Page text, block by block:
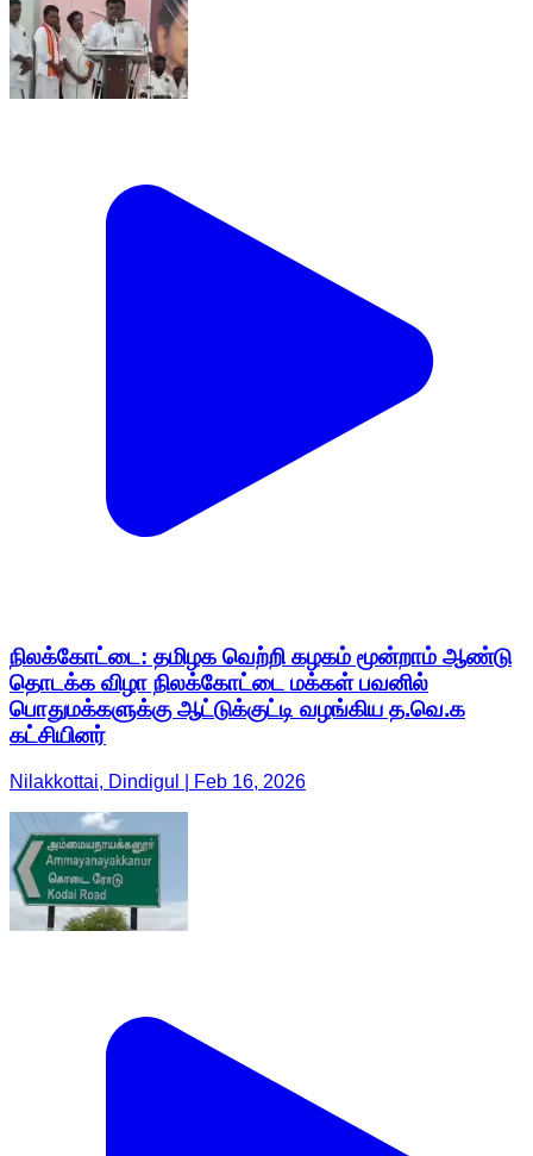
நிலக்கோட்டை: தமிழக வெற்றி கழகம் மூன்றாம் ஆண்டு
தொடக்க விழா நிலக்கோட்டை மக்கள் பவனில்
பொதுமக்களுக்கு ஆட்டுக்குட்டி வழங்கிய த.வெ.க
கட்சியினர்
Nilakkottai, Dindigul | Feb 16, 2026